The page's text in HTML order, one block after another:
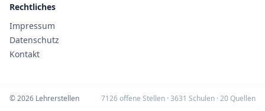
Rechtliches
Impressum
Datenschutz
Kontakt
©2026 Lehrerstellen 7126offene Stellen ·3631 Schulen ·20Quellen